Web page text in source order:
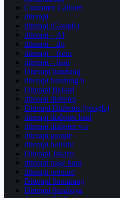
Customer Cabinet
diterapi
diterapi (Google)
diterapi – AI
diterapi – dp
diterapi – form
diterapi – lead
Diterapi bandung
diterapi bandung h
Diterapi Bekasi
diterapi diabetes
Diterapi Diabetes (google)
diterapi diabetes lead
diterapi diabetes wa
diterapi google
diterapi holistik
Diterapi Jakarta
diterapi page baru
diterapi premier
Diterapi Semarang
Diterapi Surabaya